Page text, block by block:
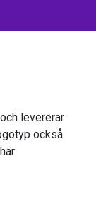
levererar
också